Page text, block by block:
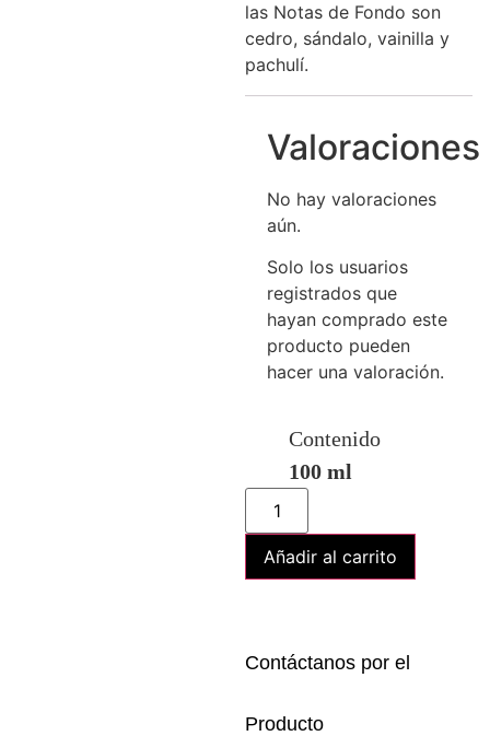
las Notas de Fondo son
cedro, sándalo, vainilla y
pachulí.
Valoraciones
No hay valoraciones
aún.
Solo los usuarios
registrados que
hayan comprado este
producto pueden
hacer una valoración.
Contenido
100 ml
Añadir al carrito
Contáctanos por el
Producto